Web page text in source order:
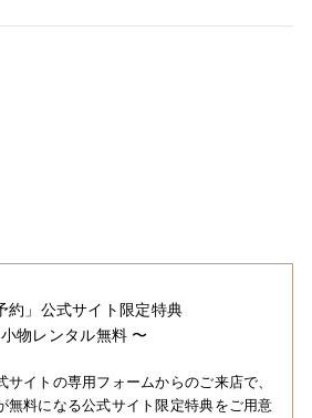
約」公式サイト限定特典
物レンタル無料 〜
サイトの専用フォームからのご来店で、
無料になる公式サイト限定特典をご用意